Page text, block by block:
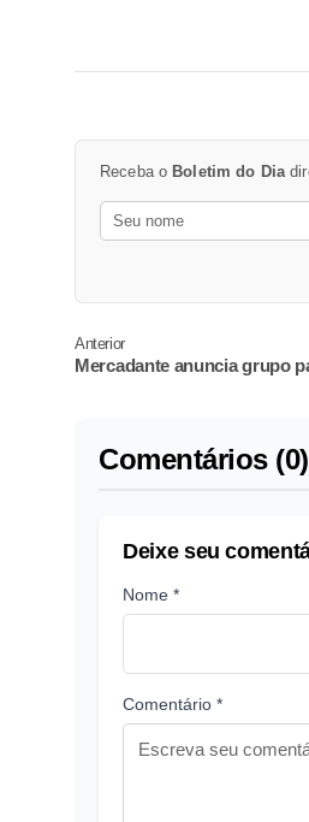
Receba o Boletim do Dia
Anterior
Mercadante anuncia grupo
Comentários (0)
Deixe seu
Nome *
Comentário *